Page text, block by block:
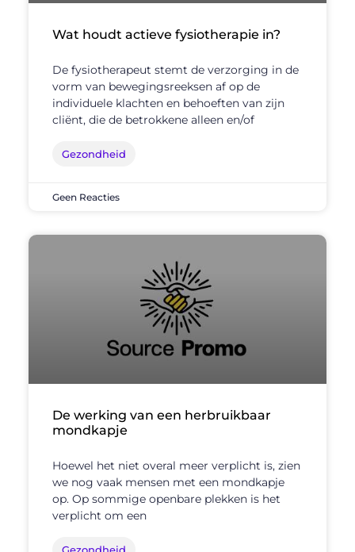
Wat houdt actieve fysiotherapie in?
De fysiotherapeut stemt de verzorging in de
vorm van bewegingsreeksen af op de
individuele klachten en behoeften van zijn
cliënt, die de betrokkene alleen en/of
Gezondheid
Geen Reacties
De werking van een herbruikbaar
mondkapje
Hoewel het niet overal meer verplicht is, zien
we nog vaak mensen met een mondkapje
op. Op sommige openbare plekken is het
verplicht om een